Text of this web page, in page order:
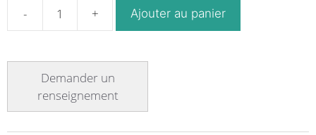
quantité
plastique
charge
lourde
Ajouter au panier